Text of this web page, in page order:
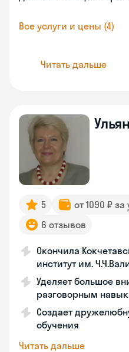
Все услуги и цены (4)
Читать дальше
5 от 1090 ₽ за
6 отзывов
Окончила
институт им.
Уделяет большое
разговорным
Создает
обучения
Читать дальше